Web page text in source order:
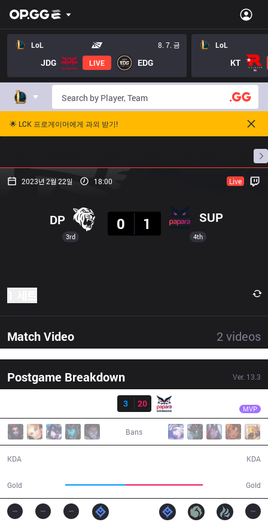
LoL 8. 7. 금
JDG LIVE EDG
LoL
KT
🌟 LCK 프로게이머에게 과외 받기!
프로빌
2023년 2월 22일 18:00 Live
3rd
DP
0
1 SUP
4th
Match Video 2 videos
Postgame Breakdown Ver. 13.3
3
20 MVP
Bans
KDA
Gold Gold
KDA